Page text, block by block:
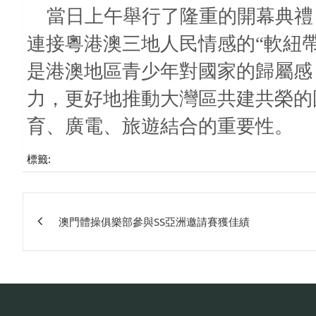
當日上午舉行了隆重的開幕典
連接粵港澳三地人民情感的“軟紐
是港澳地區青少年對國家的歸屬
力，更好地推動大灣區共建共榮
育、廣電、旅遊結合的重要性。
標籤:
章
關
澳門體操俱樂部參與SS亞洲邀請賽獲佳績